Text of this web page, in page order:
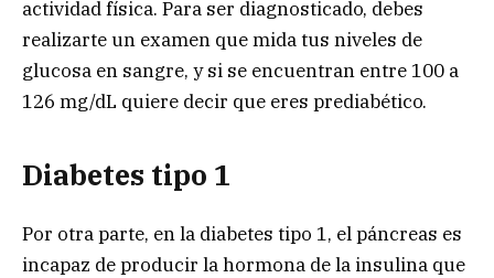
actividad física. Para ser diagnosticado, debes
realizarte un examen que mida tus niveles de
glucosa en sangre, y si se encuentran entre 100 a
126 mg/dL quiere decir que eres prediabético.
Diabetes tipo 1
Por otra parte, en la diabetes tipo 1, el páncreas es
incapaz de producir la hormona de la insulina que